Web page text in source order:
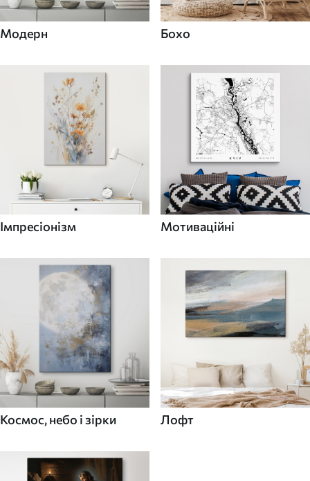
Модерн Бохо
Імпресіонізм Мотиваційні
Космос, небо і зірки Лофт